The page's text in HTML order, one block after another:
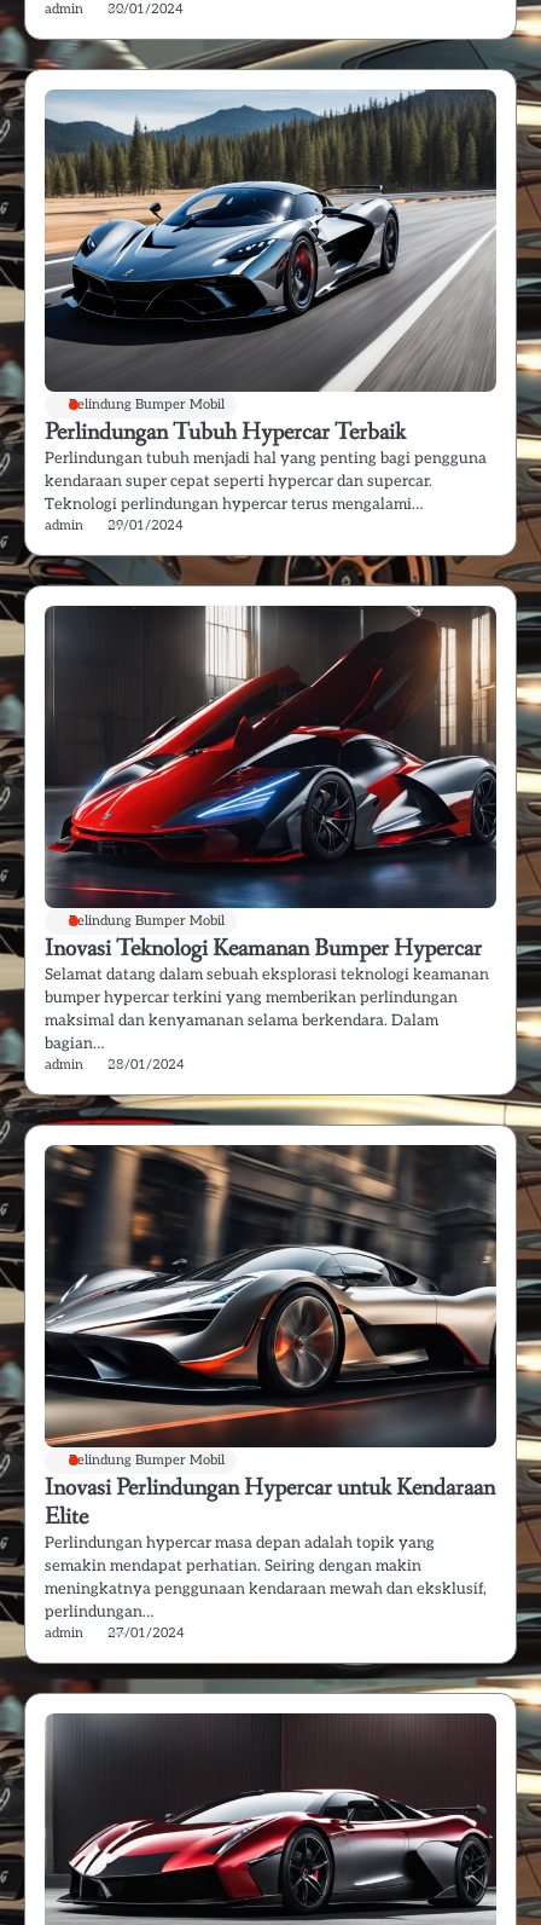
admin 30/01/2024
Pelindung Bumper Mobil
Perlindungan Tubuh Hypercar Terbaik
Perlindungan tubuh menjadi hal yang penting bagi pengguna
kendaraan super cepat seperti hypercar dan supercar.
Teknologi perlindungan hypercar terus mengalami…
admin 29/01/2024
Pelindung Bumper Mobil
Inovasi Teknologi Keamanan Bumper Hypercar
Selamat datang dalam sebuah eksplorasi teknologi keamanan
bumper hypercar terkini yang memberikan perlindungan
maksimal dan kenyamanan selama berkendara. Dalam
bagian…
admin 28/01/2024
Pelindung Bumper Mobil
Inovasi Perlindungan Hypercar untuk Kendaraan
Elite
Perlindungan hypercar masa depan adalah topik yang
semakin mendapat perhatian. Seiring dengan makin
meningkatnya penggunaan kendaraan mewah dan eksklusif,
perlindungan…
admin 27/01/2024